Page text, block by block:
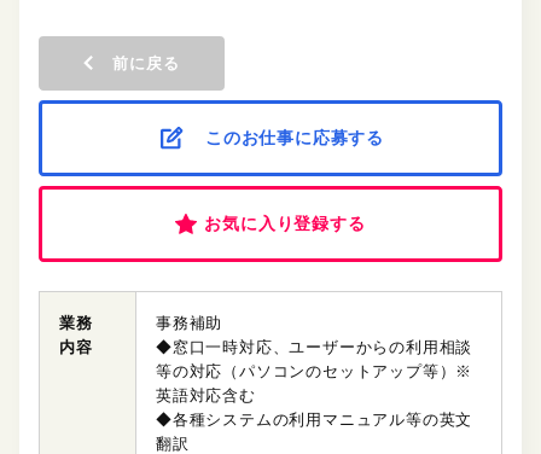
前に戻る
このお仕事に応募する
お気に入り登録する
業務
内容
事務補助
◆窓口一時対応、ユーザーからの利用相談
等の対応（パソコンのセットアップ等）※
英語対応含む
◆各種システムの利用マニュアル等の英文
翻訳